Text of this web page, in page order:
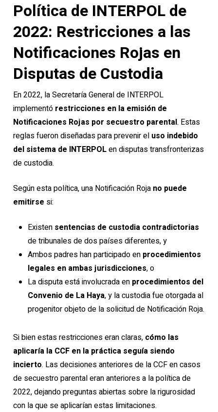
Política de INTERPOL de
2022: Restricciones a las
Notificaciones Rojas en
Disputas de Custodia
En 2022, la Secretaría General de INTERPOL
implementó restricciones en la emisión de
Notificaciones Rojas por secuestro parental. Estas
reglas fueron diseñadas para prevenir el uso indebido
del sistema de INTERPOLen disputas transfronterizas
de custodia.
Según esta política, una Notificación Roja no puede
emitirse si:
Existen sentencias de custodia contradictorias
de tribunales de dos países diferentes, y
Ambos padres han participado en procedimientos
legales en ambas jurisdicciones, o
La disputa está involucrada en procedimientos del
Convenio de La Haya, y la custodia fue otorgada al
progenitor objeto de la solicitud de Notificación Roja.
Si bien estas restricciones eran claras, cómo las
aplicaría la CCF en la práctica seguía siendo
incierto. Las decisiones anteriores de la CCF en casos
de secuestro parental eran anteriores a la política de
2022, dejando preguntas abiertas sobre la rigurosidad
con la que se aplicarían estas limitaciones.